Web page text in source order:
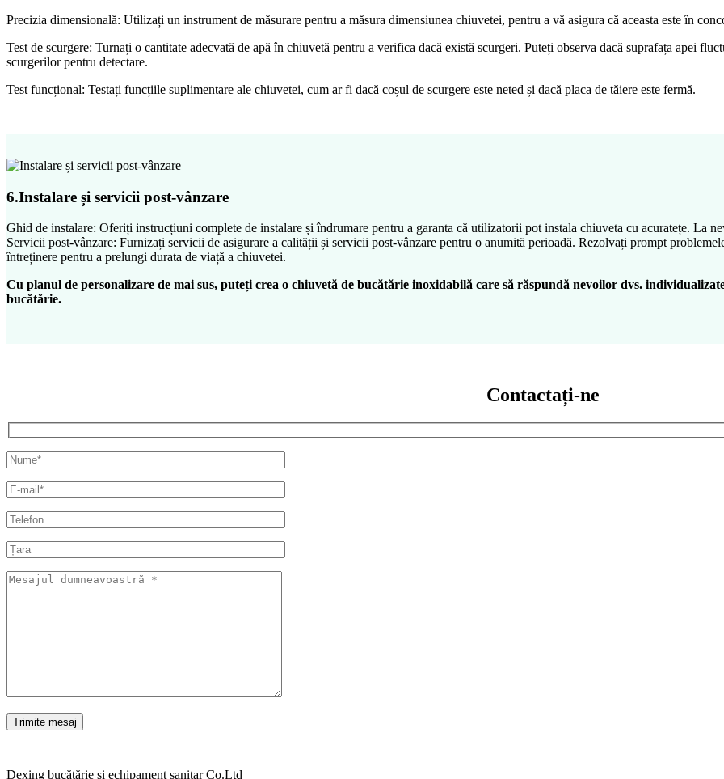
Precizia dimensională: Utilizați un instrument de măsurare pentru a măsura dimensiunea chiuvetei, pentru a vă asigura că aceasta este în
Test de scurgere: Turnați o cantitate adecvată de apă în chiuvetă pentru a verifica dacă există scurgeri. Puteți observa dacă suprafața apei
scurgerilor pentru detectare.
Test funcțional: Testați funcțiile suplimentare ale chiuvetei, cum ar fi dacă coșul de scurgere este neted și dacă placa de tăiere este fermă.
6.Instalare și servicii post-vânzare
Ghid de instalare: Oferiți instrucțiuni complete de instalare și îndrumare pentru a garanta că utilizatorii pot instala chiuveta cu acuratețe. La
Servicii post-vânzare: Furnizați servicii de asigurare a calității și servicii post-vânzare pentru o anumită perioadă. Rezolvați prompt
întreținere pentru a prelungi durata de viață a chiuvetei.
Cu planul de personalizare de mai sus, puteți crea o chiuvetă de bucătărie inoxidabilă care să răspundă nevoilor dvs.
bucătărie.
Contactați-ne
Dexing bucătărie și echipament sanitar Co.Ltd